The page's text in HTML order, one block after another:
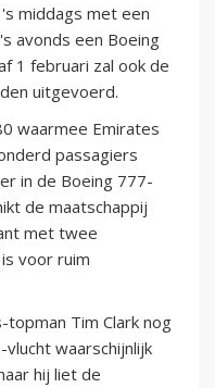
middags met een
avonds een Boeing
1 februari zal ook de
uitgevoerd.
waarmee Emirates
passagiers
in de Boeing 777-
de maatschappij
met twee
voor ruim
Tim Clark nog
waarschijnlijk
hij liet de